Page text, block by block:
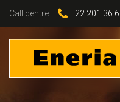
Call centre: 22 201 36